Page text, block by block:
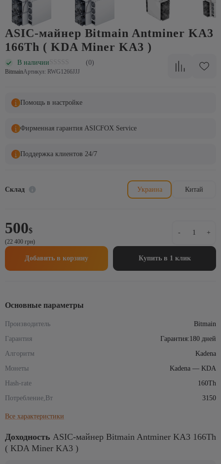
ASIC-майнер Bitmain Antminer KA3
166Th ( KDA Miner KA3 )
В наличии (0)
BitmainАртикул: RWG1266JJJ
Помощь в настройке
Фирменная гарантия ASICFOX Service
Поддержка клиентов 24/7
Склад Украина Китай
500$
(22 400 грн)
-
товара
ASIC-
майнер
Miner
KA3
+
Добавить в корзину Купить в 1 клик
Основные параметры
Производитель
Bitmain
Гарантия
Гарантия:180 дней
Алгоритм
Kadena
Монеты
Kadena — KDA
Hash-rate
160Th
Потребление,Вт
3150
Все характеристики
Доходность ASIC-майнер Bitmain Antminer KA3 166Th
( KDA Miner KA3 )